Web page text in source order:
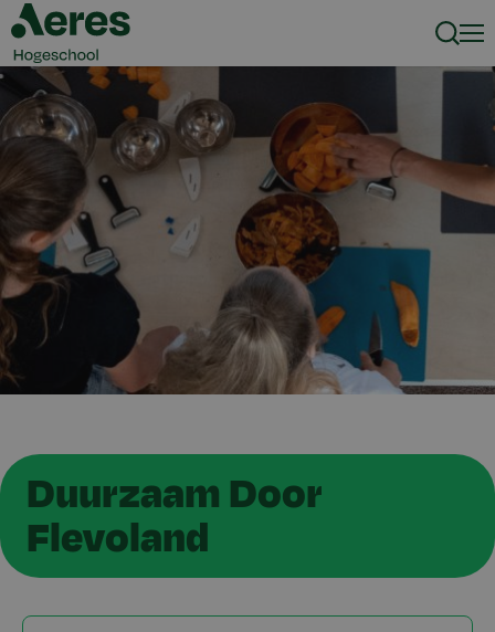
Duurzaam Door
Flevoland